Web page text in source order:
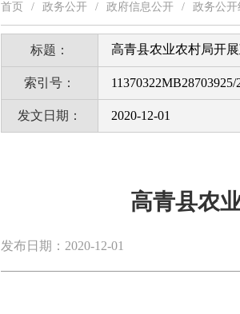
首页 / 政务公开 / 政府信息公开 / 政务公
标题： 高青县农业农村局开
索引号： 11370322MB28703925/
发文日期： 2020-12-01
高青县农
发布日期：2020-12-01